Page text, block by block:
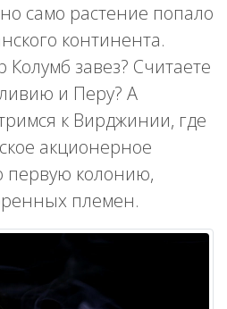
само растение попало
континента.
Колумб завез? Считаете
и Перу? А
к Вирджинии, где
акционерное
первую колонию,
племен.